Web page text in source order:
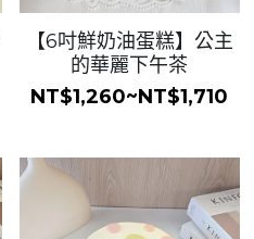
【6吋鮮奶油蛋糕】公主
的華麗下午茶
NT$1,260~NT$1,710